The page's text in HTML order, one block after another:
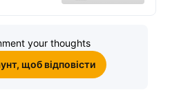
your thoughts
щоб відповісти